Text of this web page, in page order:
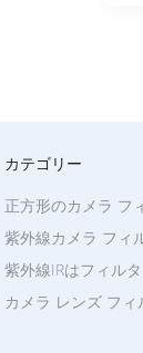
カテゴリー
カメラ レンズ フィ
正方形のカメラ フ
紫外線カメラ フィ
紫外線IRはフィル